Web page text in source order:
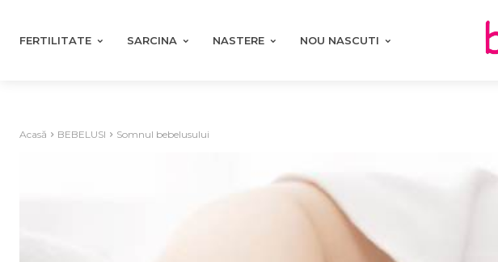
FERTILITATE SARCINA NASTERE NOU NASCUTI
Acasă BEBELUSI Somnul bebelusului